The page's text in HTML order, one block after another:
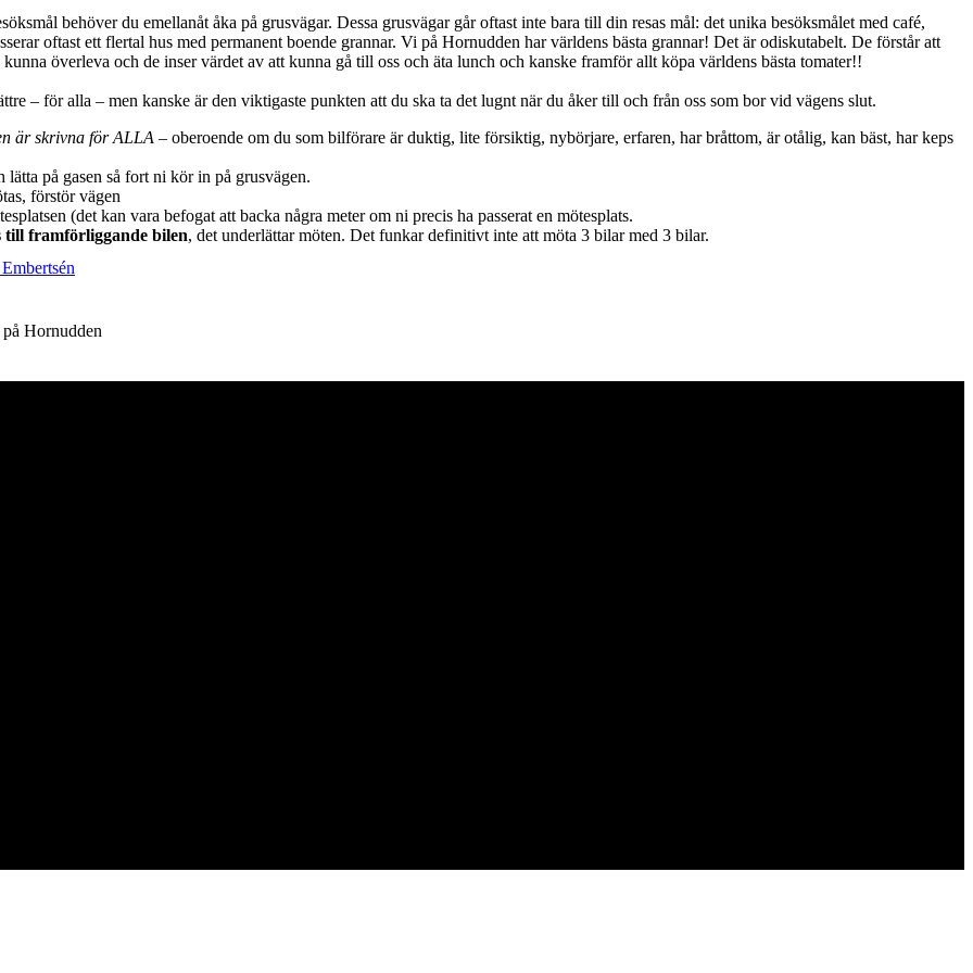
behöver du emellanåt åka på grusvägar. Dessa grusvägar går oftast inte bara till din resas mål: det unika besöksmålet med café,
oftast ett flertal hus med permanent boende grannar. Vi på Hornudden har världens bästa grannar! Det är odiskutabelt. De förstår att
överleva och de inser värdet av att kunna gå till oss och äta lunch och kanske framför allt köpa världens bästa tomater!!
– för alla – men kanske är den viktigaste punkten att du ska ta det lugnt när du åker till och från oss som bor vid vägens slut.
är skrivna för ALLA – oberoende om du som bilförare är duktig, lite försiktig, nybörjare, erfaren, har bråttom, är otålig, kan bäst, har keps
på gasen så fort ni kör in på grusvägen.
förstör vägen
(det kan vara befogat att backa några meter om ni precis ha passerat en mötesplats.
till framförliggande bilen, det underlättar möten. Det funkar definitivt inte att möta 3 bilar med 3 bilar.
Hornudden